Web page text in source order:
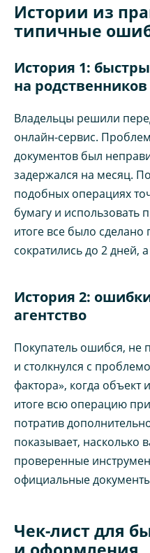
Истории из
типичные
История 1:
на родственников
Владельцы решили
онлайн-сервис.
документов был
задержался на месяц.
подобных операциях
бумагу и
итоге все было
сократились до 2 дней,
История 2:
агентство
Покупатель ошибся, не
и столкнулся с
фактора», когда
итоге всю операцию
потратив
показывает, насколько
проверенные
официальные
Чек-лист для